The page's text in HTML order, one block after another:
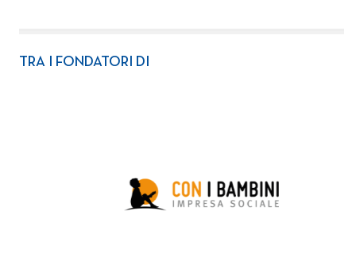
TRA I FONDATORI DI